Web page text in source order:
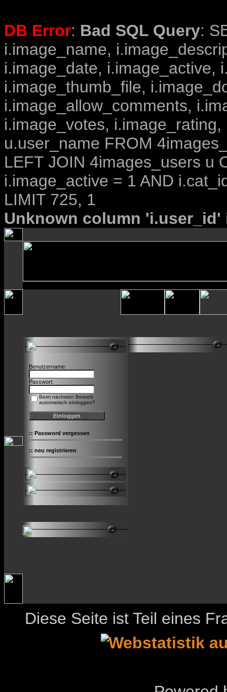
DB Error: Bad SQL Query:
i.image_name,
i.image_date, i.image_active,
i.image_thumb_file,
i.image_allow_comments,
i.image_votes,
u.user_name FROM
LEFT JOIN 4images_users u
i.image_active = 1 AND
LIMIT 725, 1
Unknown column
Benutzername:
Passwort:
Beim nächsten Besuch
automatisch einloggen?
:: Password vergessen
:: neu registrieren
Diese Seite ist Teil eines